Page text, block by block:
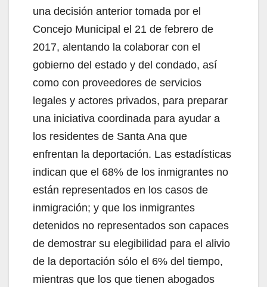
V
i
d
e
o
una decisión anterior tomada por el
Concejo Municipal el 21 de febrero de
2017, alentando la colaborar con el
gobierno del estado y del condado, así
como con proveedores de servicios
legales y actores privados, para preparar
una iniciativa coordinada para ayudar a
los residentes de Santa Ana que
enfrentan la deportación. Las estadísticas
indican que el 68% de los inmigrantes no
están representados en los casos de
inmigración; y que los inmigrantes
detenidos no representados son capaces
de demostrar su elegibilidad para el alivio
de la deportación sólo el 6% del tiempo,
mientras que los que tienen abogados